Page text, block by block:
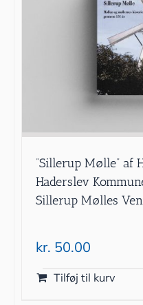
”Sillerup Mølle” af
Haderslev
Sillerup Mølles
kr. 50.00
Tilføj til kurv